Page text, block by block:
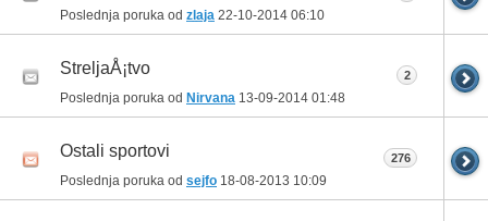
Poslednja poruka od zlaja 22-10-2014 06:10
StreljaÅ¡tvo
Poslednja poruka od Nirvana 13-09-2014 01:48
2
Ostali sportovi
Poslednja poruka od sejfo 18-08-2013 10:09
276